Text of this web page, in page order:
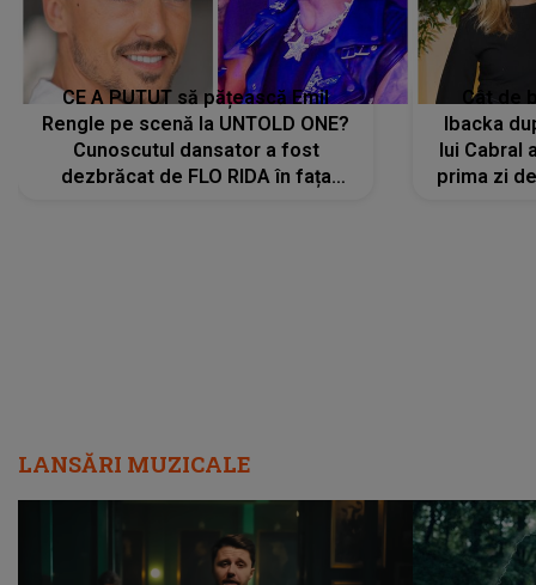
CE A PUTUT să pățească Emil
Rengle pe scenă la UNTOLD ONE?
Cunoscutul dansator a fost
dezbrăcat de FLO RIDA în fața
Cât de
Ibacka
lui Cabral
prima zi
LANSĂRI MUZICALE